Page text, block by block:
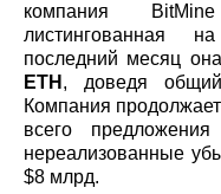
компания
листингованная
последний месяц
ETH , доведя
Компания
всего
нереализованные
$8 млрд.